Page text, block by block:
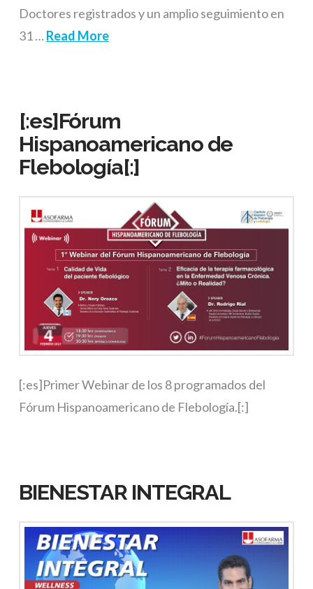
Doctores registrados y un amplio seguimiento en
31 … Read More
[:es]Fórum
Hispanoamericano de
Flebología[:]
[:es]Primer Webinar de los 8 programados del
Fórum Hispanoamericano de Flebología.[:]
BIENESTAR INTEGRAL